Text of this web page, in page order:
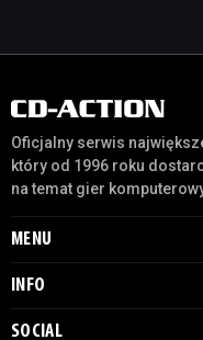
Oficjalny serwis
który od 1996 roku
na temat gier
MENU
INFO
SOCIAL